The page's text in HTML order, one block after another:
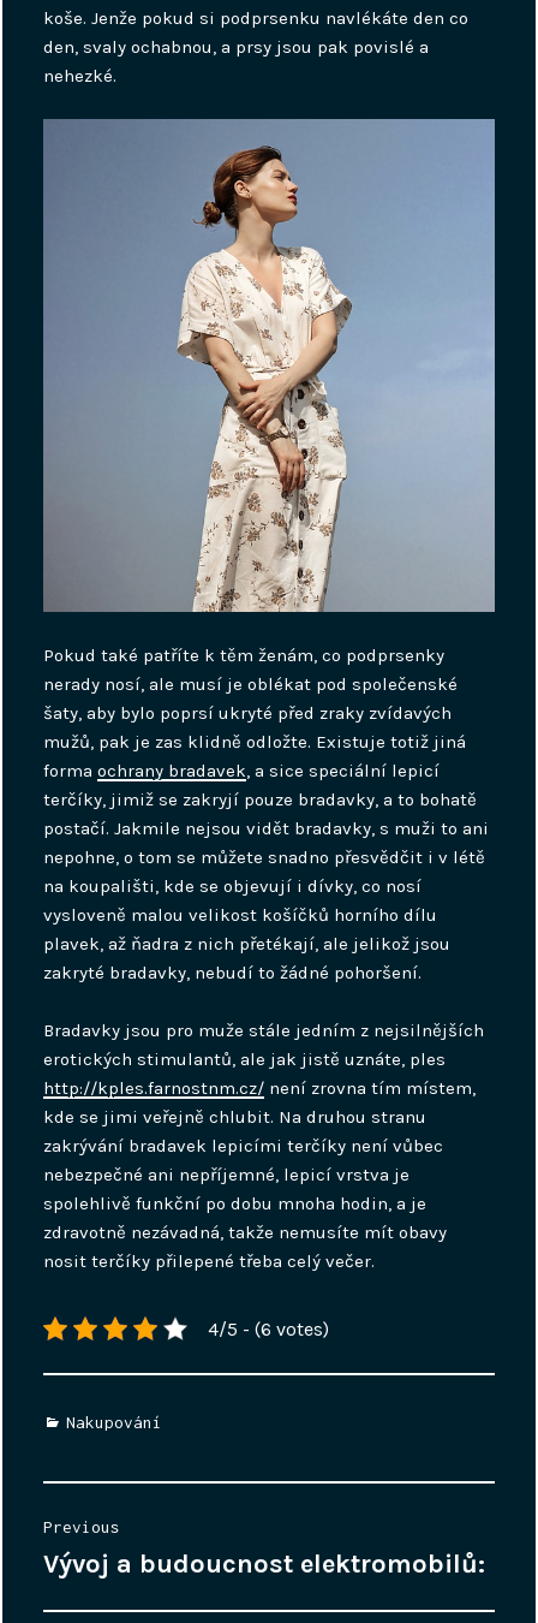
koše. Jenže pokud si podprsenku navlékáte den co
den, svaly ochabnou, a prsy jsou pak povislé a
nehezké.
Pokud také patříte k těm ženám, co podprsenky
nerady nosí, ale musí je oblékat pod společenské
šaty, aby bylo poprsí ukryté před zraky zvídavých
mužů, pak je zas klidně odložte. Existuje totiž jiná
formaochrany bradavek, a sice speciální lepicí
terčíky, jimiž se zakryjí pouze bradavky, a to bohatě
postačí. Jakmile nejsou vidět bradavky, s muži to ani
nepohne, o tom se můžete snadno přesvědčit i v létě
na koupališti, kde se objevují i dívky, co nosí
vysloveně malou velikost košíčků horního dílu
plavek, až ňadra z nich přetékají, ale jelikož jsou
zakryté bradavky, nebudí to žádné pohoršení.
Bradavky jsou pro muže stále jedním z nejsilnějších
erotických stimulantů, ale jak jistě uznáte, ples
http://kples.farnostnm.cz/ není zrovna tím místem,
kde se jimi veřejně chlubit. Na druhou stranu
zakrývání bradavek lepicími terčíky není vůbec
nebezpečné ani nepříjemné, lepicí vrstva je
spolehlivě funkční po dobu mnoha hodin, a je
zdravotně nezávadná, takže nemusíte mít obavy
nosit terčíky přilepené třeba celý večer.
4/5 - (6 votes)
Categories
Nakupování
pro
příspěvek
Previous
Previous
Vývoj a budoucnost elektromobilů: